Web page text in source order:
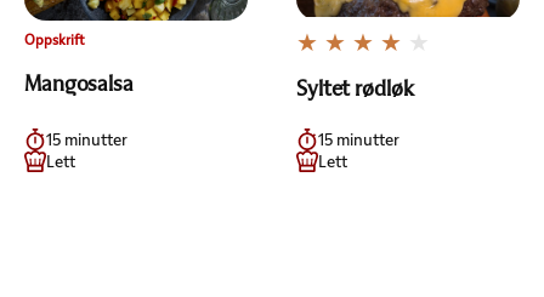
Oppskrift
Mangosalsa
15 minutter
Lett
Syltet rødløk
15 minutter
Lett